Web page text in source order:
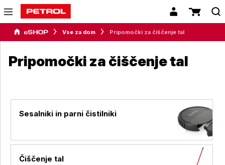
Vse za dom Pripomočki za čiščenje tal
Pripomočki za čiščenje tal
Sesalniki in parni čistilniki
Čiščenje tal